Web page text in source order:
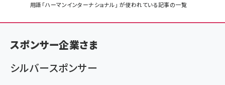
ン
く
ず
用語「ハーマンインターナショナル」 が使われている記事の一覧
スポンサー企業さま
シルバースポンサー